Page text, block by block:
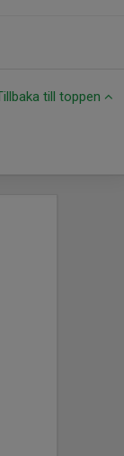
till toppen